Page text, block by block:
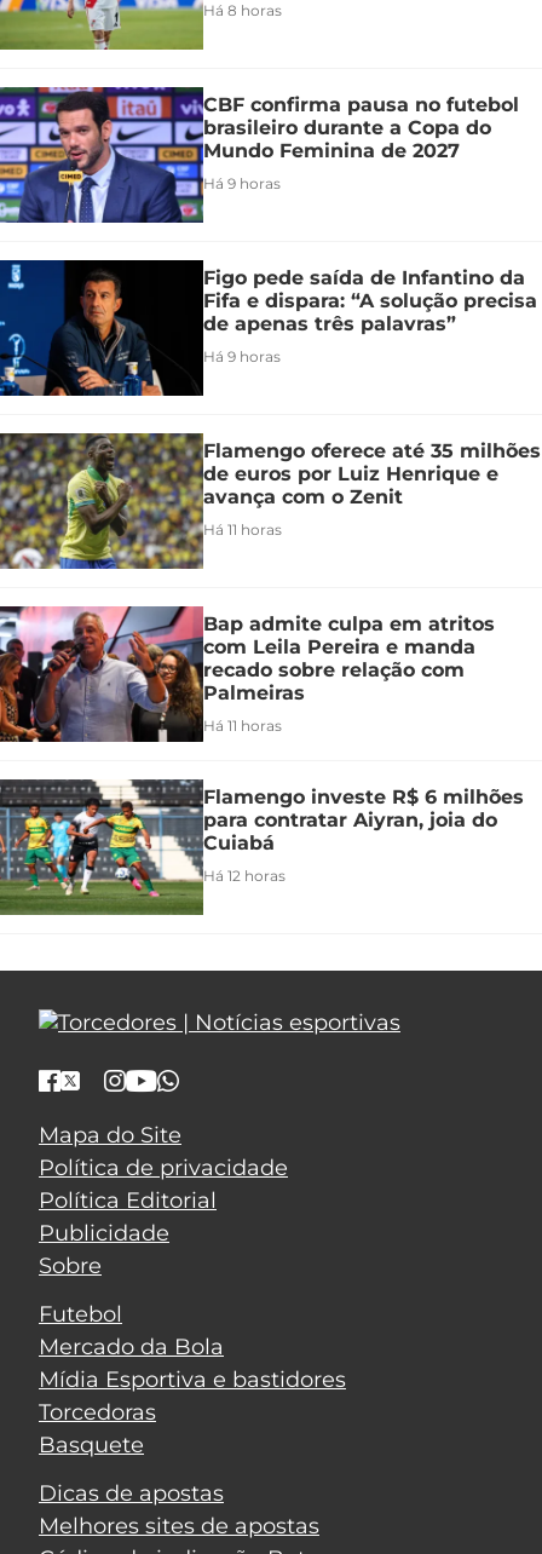
Há 8 horas
CBF confirma pausa no futebol
brasileiro durante a Copa do
Mundo Feminina de 2027
Há 9 horas
Figo pede saída de Infantino da
Fifa e dispara: “A solução precisa
de apenas três palavras”
Há 9 horas
Flamengo oferece até 35 milhões
de euros por Luiz Henrique e
avança com o Zenit
Há 11 horas
Bap admite culpa em atritos
com Leila Pereira e manda
recado sobre relação com
Palmeiras
Há 11 horas
Flamengo investe R$ 6 milhões
para contratar Aiyran, joia do
Cuiabá
Há 12 horas
Mapa do Site
Política de privacidade
Política Editorial
Publicidade
Sobre
Futebol
Mercado da Bola
Mídia Esportiva e bastidores
Torcedoras
Basquete
Dicas de apostas
Melhores sites de apostas